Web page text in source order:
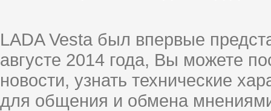
LADA Vesta был впервые
августе 2014 года, Вы можете
новости, узнать технические
для общения и обмена